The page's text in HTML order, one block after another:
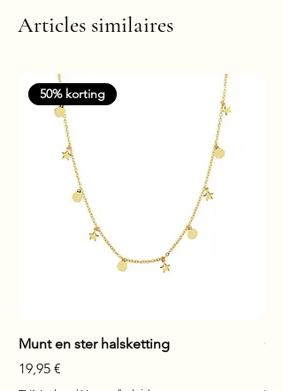
Articles similaires
50% korting
Munt en ster halsketting
Prix
19,95 €